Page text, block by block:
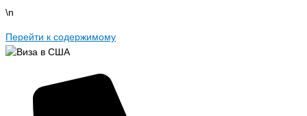
\n
Перейти к содержимому